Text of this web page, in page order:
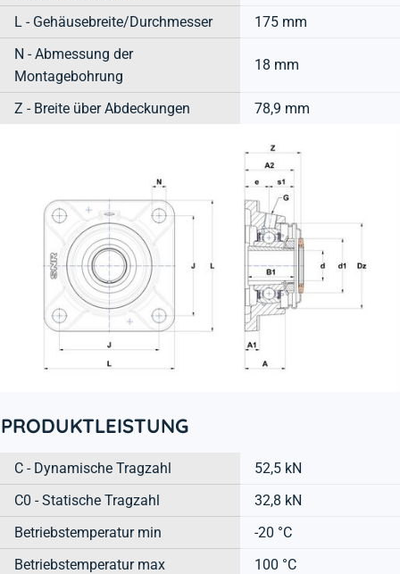
L - Gehäusebreite/Durchmesser
175 mm
N - Abmessung der
Montagebohrung
18 mm
Z - Breite über Abdeckungen 78,9 mm
PRODUKTLEISTUNG
C - Dynamische Tragzahl
52,5 kN
C0 - Statische Tragzahl
32,8 kN
Betriebstemperatur min
-20 °C
Betriebstemperatur max
100 °C